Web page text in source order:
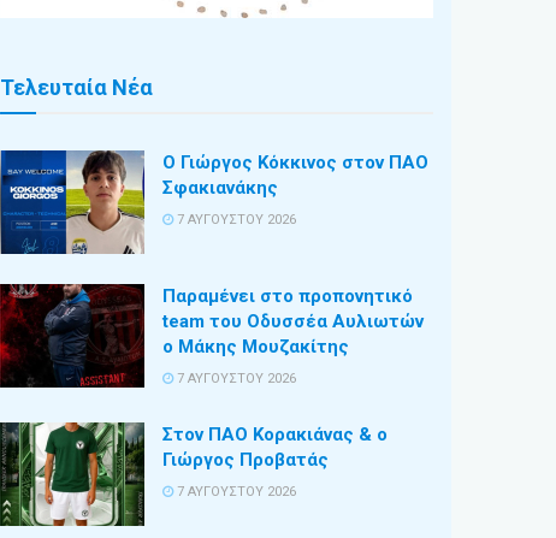
Τελευταία Νέα
Ο Γιώργος Κόκκινος στον ΠΑΟ
Σφακιανάκης
7 ΑΥΓΟΎΣΤΟΥ 2026
Παραμένει στο προπονητικό
team του Οδυσσέα Αυλιωτών
ο Μάκης Μουζακίτης
7 ΑΥΓΟΎΣΤΟΥ 2026
Στον ΠΑΟ Κορακιάνας & ο
Γιώργος Προβατάς
7 ΑΥΓΟΎΣΤΟΥ 2026